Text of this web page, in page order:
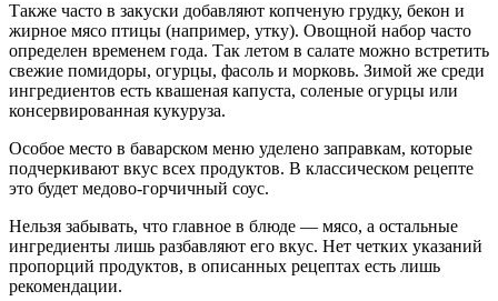
Также часто в закуски добавляют копченую грудку, бекон и
жирное мясо птицы (например, утку). Овощной набор часто
определен временем года. Так летом в салате можно встретить
свежие помидоры, огурцы, фасоль и морковь. Зимой же среди
ингредиентов есть квашеная капуста, соленые огурцы или
консервированная кукуруза.
Особое место в баварском меню уделено заправкам, которые
подчеркивают вкус всех продуктов. В классическом рецепте
это будет медово-горчичный соус.
Нельзя забывать, что главное в блюде — мясо, а остальные
ингредиенты лишь разбавляют его вкус. Нет четких указаний
пропорций продуктов, в описанных рецептах есть лишь
рекомендации.